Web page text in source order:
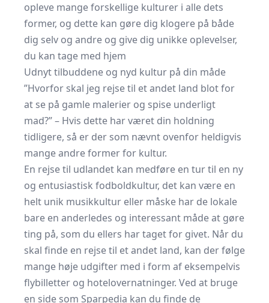
opleve mange forskellige kulturer i alle dets
former, og dette kan gøre dig klogere på både
dig selv og andre og give dig unikke oplevelser,
du kan tage med hjem
Udnyt tilbuddene og nyd kultur på din måde
”Hvorfor skal jeg rejse til et andet land blot for
at se på gamle malerier og spise underligt
mad?” – Hvis dette har været din holdning
tidligere, så er der som nævnt ovenfor heldigvis
mange andre former for kultur.
En rejse til udlandet kan medføre en tur til en ny
og entusiastisk fodboldkultur, det kan være en
helt unik musikkultur eller måske har de lokale
bare en anderledes og interessant måde at gøre
ting på, som du ellers har taget for givet. Når du
skal finde en rejse til et andet land, kan der følge
mange høje udgifter med i form af eksempelvis
flybilletter og hotelovernatninger. Ved at bruge
en side som Sparpedia kan du finde de